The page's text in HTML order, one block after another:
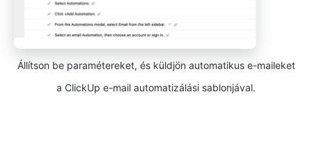
Állítson be paramétereket, és küldjön automatikus e-maileket
a ClickUp e-mail automatizálási sablonjával.